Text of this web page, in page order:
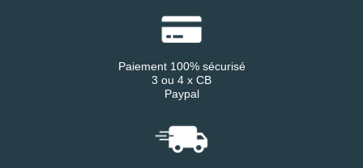
Paiement 100% sécurisé
3 ou 4 x CB
Paypal